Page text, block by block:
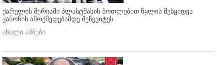
ქარელის მერიაში პლასტმასის ბოთლებით წყლის შესყიდვა
კანონის ამოქმედებამდე შეწყვიტეს
ახალი ამბები